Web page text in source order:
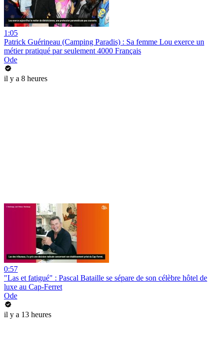
1:05
Patrick Guérineau (Camping Paradis) : Sa femme Lou exerce un
métier pratiqué par seulement 4000 Français
Ode
il y a 8 heures
0:57
"Las et fatigué" : Pascal Bataille se sépare de son célèbre hôtel de
luxe au Cap-Ferret
Ode
il y a 13 heures